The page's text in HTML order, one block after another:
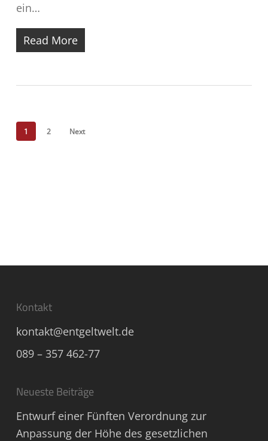
ein…
Read More
1 2 Next
Kontakt
kontakt@entgeltwelt.de
089 – 357 462-77
Neueste Beiträge
Entwurf einer Fünften Verordnung zur
Anpassung der Höhe des gesetzlichen